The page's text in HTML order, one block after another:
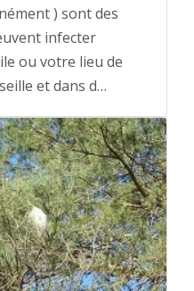
) sont des
infecter
ou votre lieu de
et dans d…